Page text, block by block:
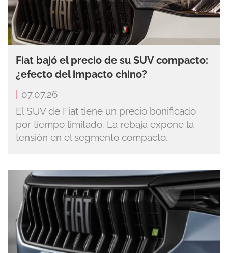
Fiat bajó el precio de su SUV compacto:
¿efecto del impacto chino?
07.07.26
El SUV de Fiat tiene un precio bonificado
por tiempo limitado. La rebaja expone la
tensión en el segmento compacto.